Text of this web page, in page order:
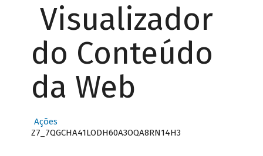
Visualizador
do Conteúdo
da Web
Ações
Z7_7QGCHA41LODH60A3OQA8RN14H3